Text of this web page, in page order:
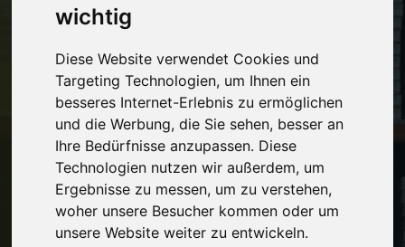
wichtig
Diese Website verwendet Cookies und
Targeting Technologien, um Ihnen ein
besseres Internet-Erlebnis zu ermöglichen
und die Werbung, die Sie sehen, besser an
Ihre Bedürfnisse anzupassen. Diese
Technologien nutzen wir außerdem, um
Ergebnisse zu messen, um zu verstehen,
woher unsere Besucher kommen oder um
unsere Website weiter zu entwickeln.
Retouren-
Management?
Vereinbaren Sie einenRückruf
Hinterlassen Sie uns gern eine persönliche Nachricht.